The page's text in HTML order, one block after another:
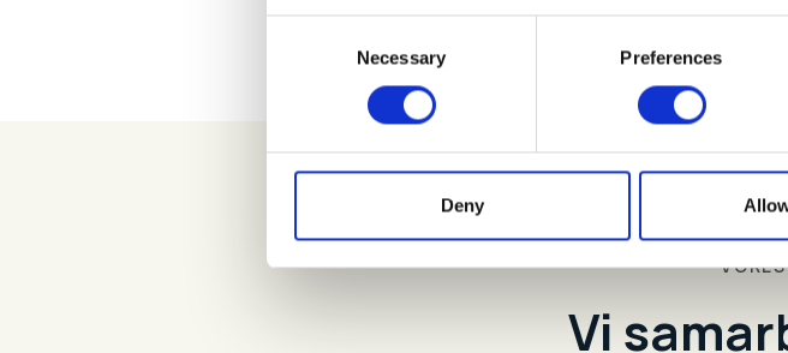
Necessary Preferences
Deny
Vi